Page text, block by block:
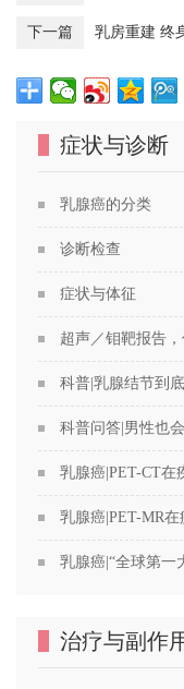
下一篇 乳房重建 终
症状与诊断
乳腺癌的分类
诊断检查
症状与体征
超声／钼靶报告
科普|乳腺结节到
科普问答|男性也
乳腺癌|PET-CT在
乳腺癌|PET-MR
治疗与副作